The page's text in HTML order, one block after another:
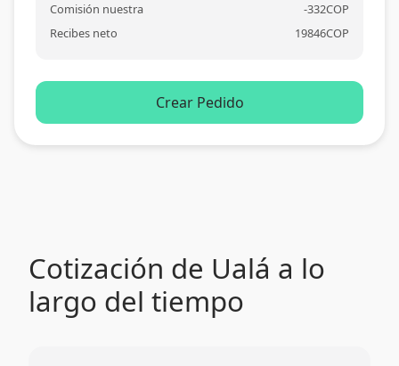
Comisión nuestra -332COP
Recibes neto
19846COP
Crear Pedido
Cotización de Ualá a lo
largo del tiempo